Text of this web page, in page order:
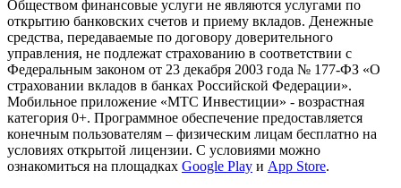
Обществом финансовые услуги не являются услугами по
открытию банковских счетов и приему вкладов. Денежные
средства, передаваемые по договору доверительного
управления, не подлежат страхованию в соответствии с
Федеральным законом от 23 декабря 2003 года № 177-ФЗ «О
страховании вкладов в банках Российской Федерации».
Мобильное приложение «МТС Инвестиции» - возрастная
категория 0+. Программное обеспечение предоставляется
конечным пользователям – физическим лицам бесплатно на
условиях открытой лицензии. С условиями можно
ознакомиться на площадках Google Play и App Store.